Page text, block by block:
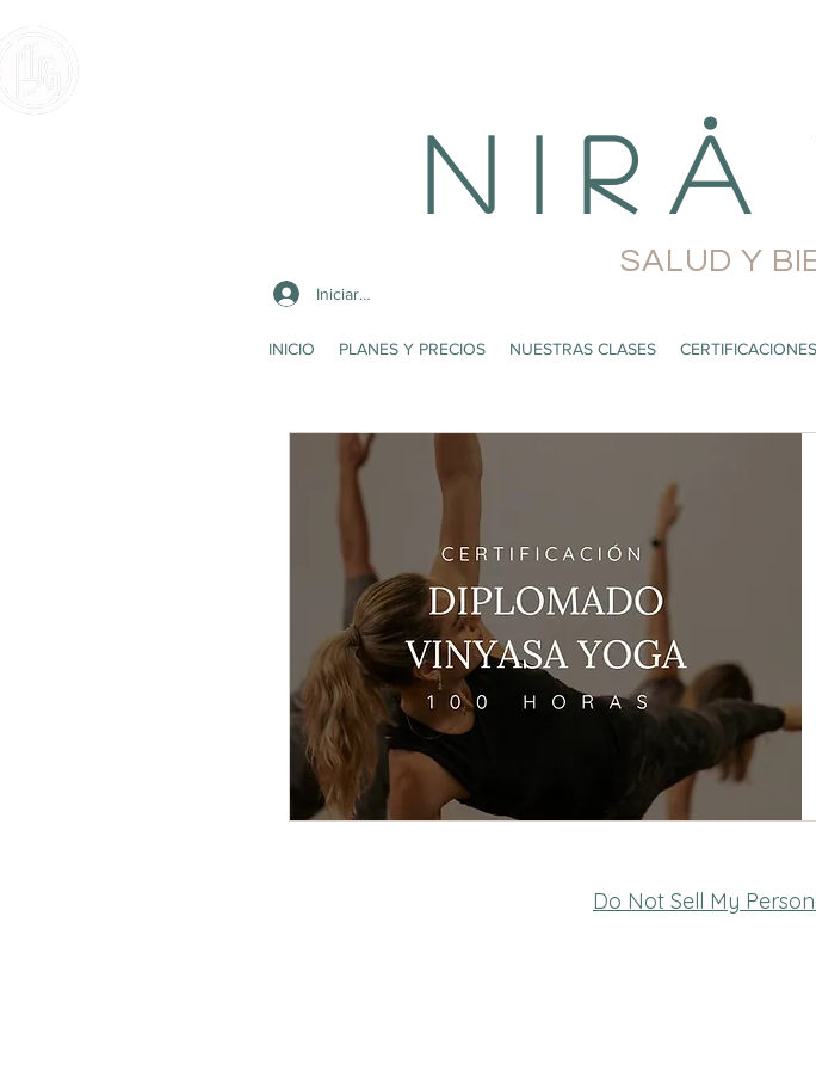
N i r å
Iniciar sesión
INICIO PLANES Y PRECIOS NUESTRAS CLASES
SALUD Y
Do Not Sell My